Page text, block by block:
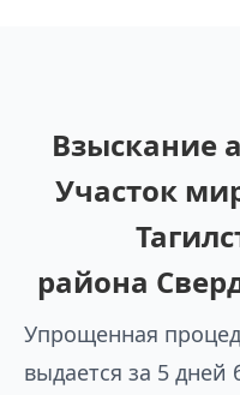
Взыскание
Участок
района
Упрощенная
выдается за 5 дней